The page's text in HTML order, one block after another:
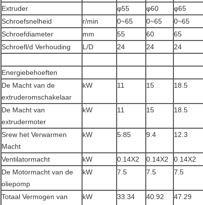
Extruder φ55 φ60
φ65
Schroefsnelheid
r/min 0~65 0~65
0~65
Schroefdiameter
mm 55 60
65
Schroefl/d Verhouding
L/D 24 24 24
Energiebehoeften
De Macht van de
extruderomschakelaar
kW 11 15 18.5
De Macht van
extrudermoter
kW 11 15 18.5
Srew het Verwarmen
Macht
kW 5.85 9.4 12.3
Ventilatormacht kW 0.14X2 0.14X2
0.14X2
De Motormacht van de
oliepomp
kW 7.5 7.5 7.5
Totaal Vermogen van
kW 33.34 40.92 47.29